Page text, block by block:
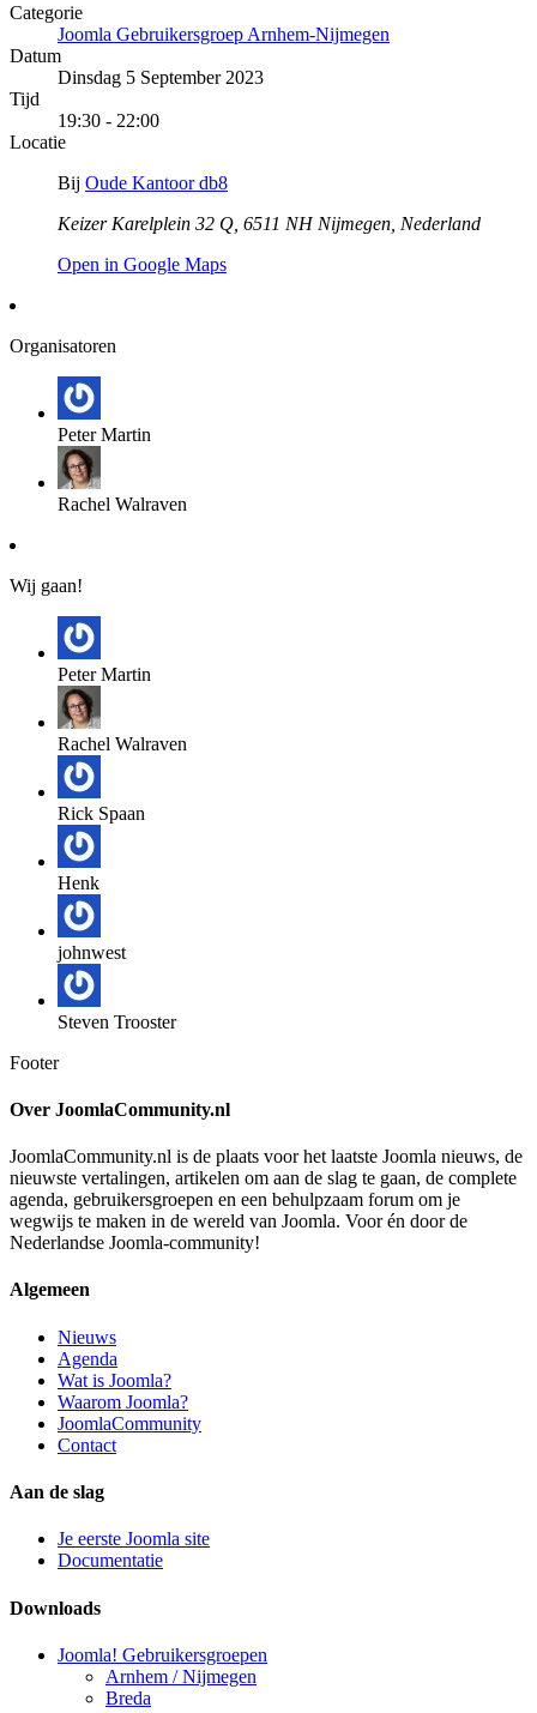
Categorie
Joomla Gebruikersgroep Arnhem-Nijmegen
Datum
Dinsdag 5 September 2023
Tijd
19:30 - 22:00
Locatie
Bij Oude Kantoor db8
Keizer Karelplein 32 Q, 6511 NH Nijmegen, Nederland
Open in Google Maps
Organisatoren
Peter Martin
Rachel Walraven
Wij gaan!
Peter Martin
Rachel Walraven
Rick Spaan
Henk
johnwest
Steven Trooster
Footer
Over JoomlaCommunity.nl
JoomlaCommunity.nl is de plaats voor het laatste Joomla nieuws, de
nieuwste vertalingen, artikelen om aan de slag te gaan, de complete
agenda, gebruikersgroepen en een behulpzaam forum om je
wegwijs te maken in de wereld van Joomla. Voor én door de
Nederlandse Joomla-community!
Algemeen
Nieuws
Agenda
Wat is Joomla?
Waarom Joomla?
JoomlaCommunity
Contact
Aan de slag
Je eerste Joomla site
Documentatie
Downloads
Joomla! Gebruikersgroepen
Arnhem / Nijmegen
Breda